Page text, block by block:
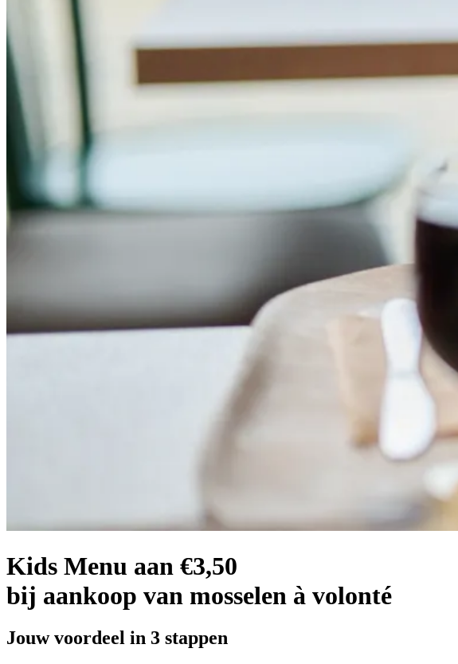
Kids Menu aan €3,50
bij aankoop van mosselen à volonté
Jouw voordeel in 3 stappen